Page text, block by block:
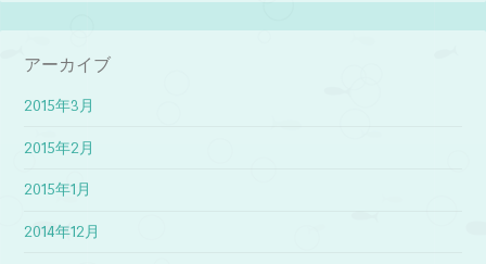
アーカイブ
2015年3月
2015年2月
2015年1月
2014年12月